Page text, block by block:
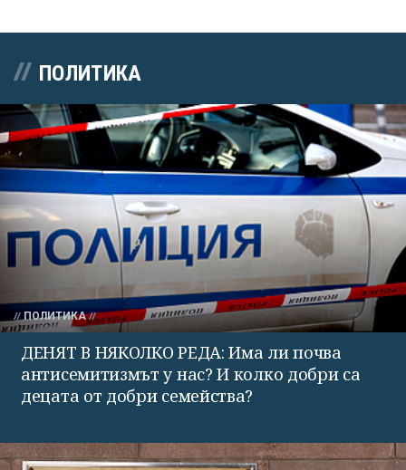
ПОЛИТИКА
ПОЛИТИКА
ДЕНЯТ В НЯКОЛКО РЕДА: Има ли почва
антисемитизмът у нас? И колко добри са
децата от добри семейства?